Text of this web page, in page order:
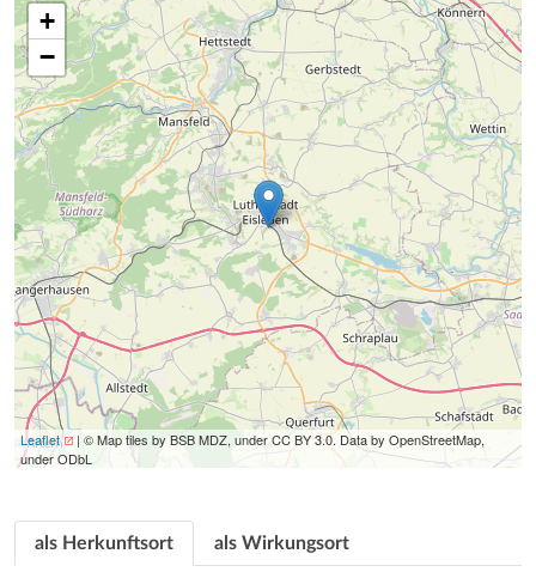
+
−
Leaflet
| © Map tiles by BSB MDZ, under CC BY 3.0. Data by OpenStreetMap,
under ODbL
als Herkunftsort als Wirkungsort